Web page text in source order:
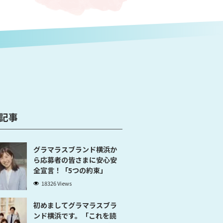
事
グラマラスブランド横浜か
ら応募者の皆さまに安心安
全宣言！「5つの約束」
18326 Views
初めましてグラマラスブラ
ンド横浜です。「これを読